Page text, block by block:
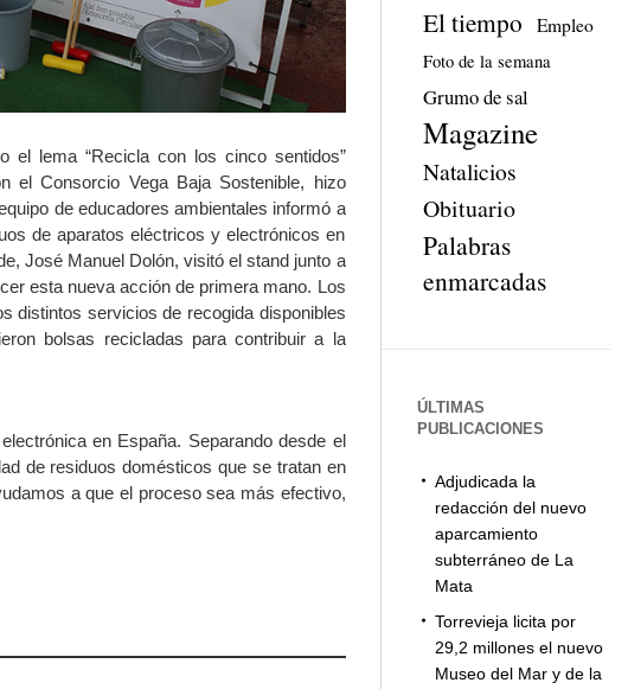
el lema “Recicla con los cinco sentidos”
el Consorcio Vega Baja Sostenible, hizo
de educadores ambientales informó a
de aparatos eléctricos y electrónicos en
José Manuel Dolón, visitó el stand junto a
esta nueva acción de primera mano. Los
distintos servicios de recogida disponibles
bolsas recicladas para contribuir a la
en España. Separando desde el
de residuos domésticos que se tratan en
a que el proceso sea más efectivo,
El tiempo Empleo
Foto de la semana
Grumo de sal
Magazine
Natalicios
Obituario
Palabras
enmarcadas
ÚLTIMAS
PUBLICACIONES
Adjudicada la
redacción del nuevo
aparcamiento
subterráneo de La
Mata
Torrevieja licita por
29,2 millones el nuevo
Museo del Mar y de la